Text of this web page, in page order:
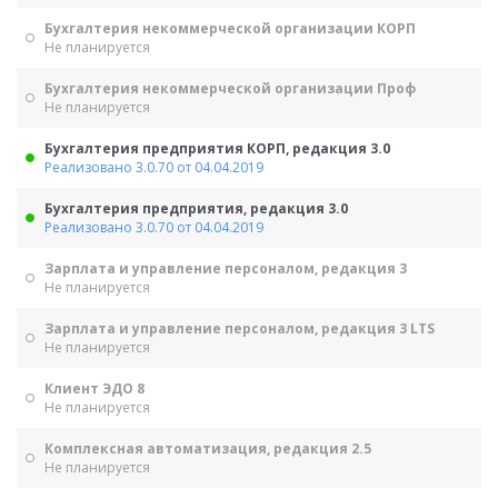
Бухгалтерия некоммерческой организации КОРП
Не планируется
Бухгалтерия некоммерческой организации Проф
Не планируется
Бухгалтерия предприятия КОРП, редакция 3.0
Реализовано 3.0.70 от 04.04.2019
Бухгалтерия предприятия, редакция 3.0
Реализовано 3.0.70 от 04.04.2019
Зарплата и управление персоналом, редакция 3
Не планируется
Зарплата и управление персоналом, редакция 3 LTS
Не планируется
Клиент ЭДО 8
Не планируется
Комплексная автоматизация, редакция 2.5
Не планируется